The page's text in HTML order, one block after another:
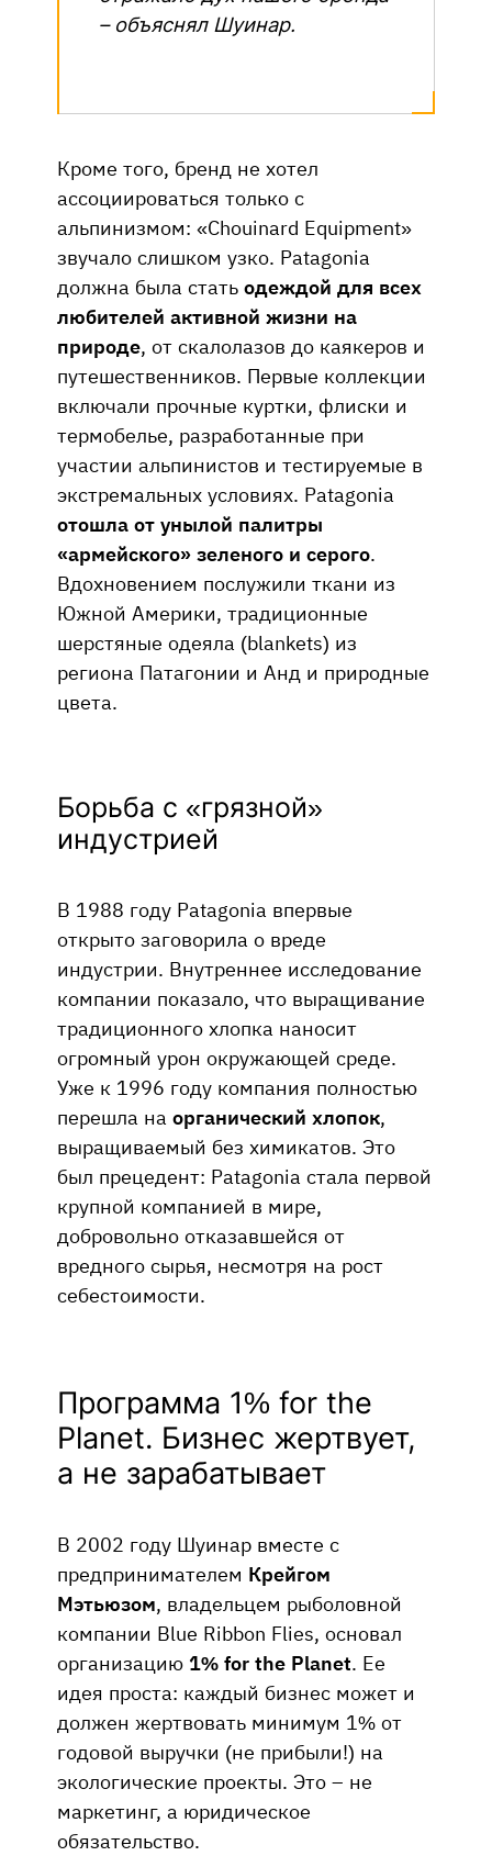
– объяснял Шуинар.
Кроме того, бренд не хотел
ассоциироваться только с
альпинизмом: «Chouinard Equipment»
звучало слишком узко. Patagonia
должна была стать одеждой для всех
любителей активной жизни на
природе, от скалолазов до каякеров и
путешественников. Первые коллекции
включали прочные куртки, флиски и
термобелье, разработанные при
участии альпинистов и тестируемые в
экстремальных условиях. Patagonia
отошла от унылой палитры
«армейского» зеленого и серого.
Вдохновением послужили ткани из
Южной Америки, традиционные
шерстяные одеяла (blankets) из
региона Патагонии и Анд и природные
цвета.
Борьба с «грязной»
индустрией
В 1988 году Patagonia впервые
открыто заговорила о вреде
индустрии. Внутреннее исследование
компании показало, что выращивание
традиционного хлопка наносит
огромный урон окружающей среде.
Уже к 1996 году компания полностью
перешла на органический хлопок,
выращиваемый без химикатов. Это
был прецедент: Patagonia стала первой
крупной компанией в мире,
добровольно отказавшейся от
вредного сырья, несмотря на рост
себестоимости.
Программа 1% for the
Planet. Бизнес жертвует,
а не зарабатывает
В 2002 году Шуинар вместе с
предпринимателем Крейгом
Мэтьюзом, владельцем рыболовной
компании Blue Ribbon Flies, основал
организацию 1% for the Planet. Ее
идея проста: каждый бизнес может и
должен жертвовать минимум 1% от
годовой выручки (не прибыли!) на
экологические проекты. Это – не
маркетинг, а юридическое
обязательство.